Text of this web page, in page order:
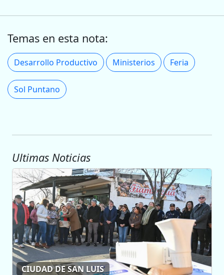
Temas en esta nota:
Desarrollo Productivo Ministerios Feria
Sol Puntano
Ultimas Noticias
CIUDAD DE SAN LUIS